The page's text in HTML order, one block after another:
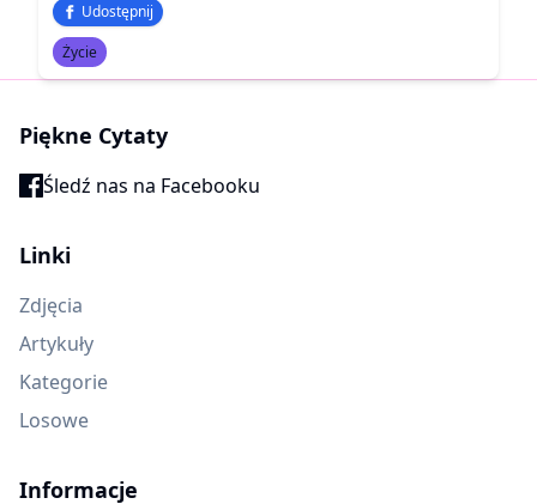
Udostępnij
Życie
Piękne Cytaty
Śledź nas na Facebooku
Linki
Zdjęcia
Artykuły
Kategorie
Losowe
Informacje